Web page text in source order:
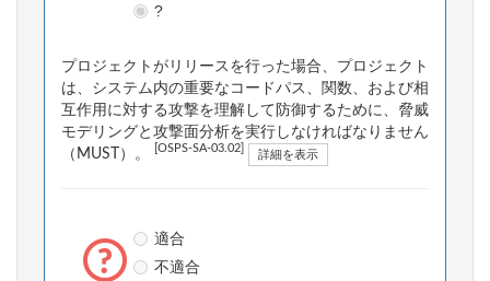
?
プロジェクトがリリースを行った場合、プロジェクト
は、システム内の重要なコードパス、関数、および相
互作用に対する攻撃を理解して防御するために、脅威
モデリングと攻撃面分析を実行しなければなりません
（MUST）。
[OSPS-SA-03.02] 詳細を表示
適合
不適合